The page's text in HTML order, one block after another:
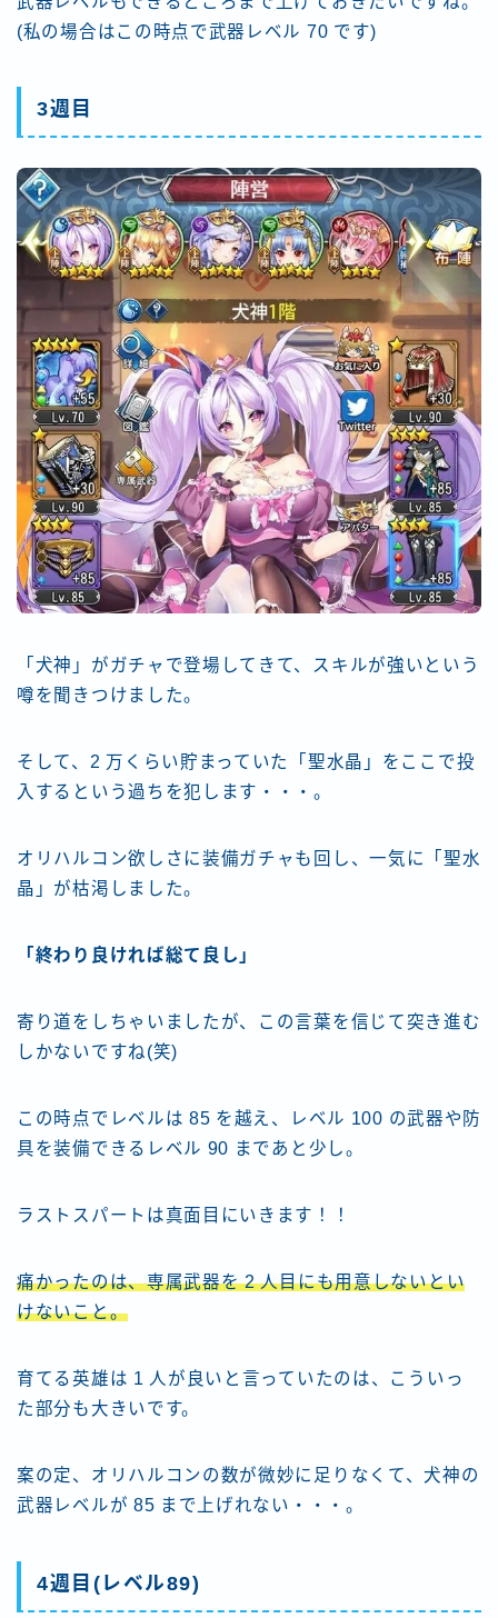
(私の場合はこの時点で武器レベル 70 です)
3週目
「犬神」がガチャで登場してきて、スキルが強いという
噂を聞きつけました。
そして、2 万くらい貯まっていた「聖水晶」をここで投
入するという過ちを犯します・・・。
オリハルコン欲しさに装備ガチャも回し、一気に「聖水
晶」が枯渇しました。
「終わり良ければ総て良し」
寄り道をしちゃいましたが、この言葉を信じて突き進む
しかないですね(笑)
この時点でレベルは 85 を越え、レベル 100 の武器や防
具を装備できるレベル 90 まであと少し。
ラストスパートは真面目にいきます！！
痛かったのは、専属武器を 2 人目にも用意しないとい
けないこと。
育てる英雄は 1 人が良いと言っていたのは、こういっ
た部分も大きいです。
案の定、オリハルコンの数が微妙に足りなくて、犬神の
武器レベルが 85 まで上げれない・・・。
4週目(レベル89)